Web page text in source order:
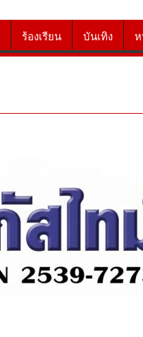
ร้องเรียน บันเทิง ห